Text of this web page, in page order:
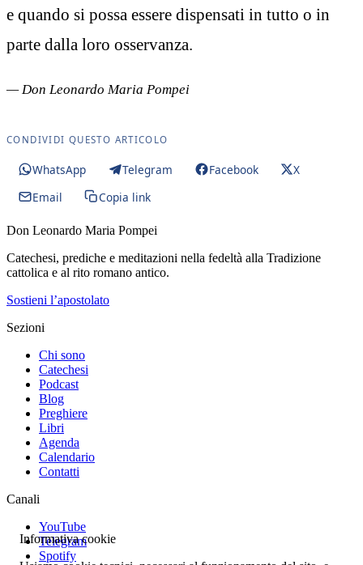
e quando si possa essere dispensati in tutto o in
parte dalla loro osservanza.
— Don Leonardo Maria Pompei
CONDIVIDI QUESTO ARTICOLO
WhatsApp Telegram Facebook
X
Email
Copia link
Don Leonardo Maria Pompei
Catechesi, prediche e meditazioni nella fedeltà alla Tradizione
cattolica e al rito romano antico.
Sostieni l’apostolato
Sezioni
Chi sono
Catechesi
Podcast
Blog
Preghiere
Libri
Agenda
Calendario
Contatti
Canali
YouTube
Telegram
Spotify
Informativa cookie